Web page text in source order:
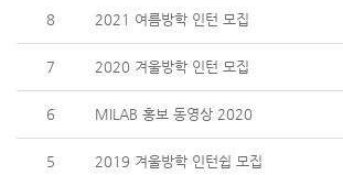
8 2021 여름방학 인턴 모집
7 2020 겨울방학 인턴 모집
6 MILAB 홍보 동영상 2020
5 2019 겨울방학 인턴쉽 모집